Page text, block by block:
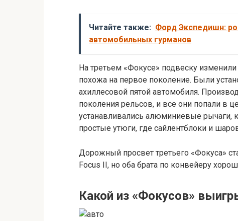
Читайте также: Форд Экспедишн:
автомобильных гурманов
На третьем «Фокусе» подвеску
похожа на первое поколение. Были
ахиллесовой пятой автомобиля.
поколения рельсов, и все они попали в
устанавливались алюминиевые рычаги,
простые утюги, где сайлентблоки и
Дорожный просвет третьего «Фокуса»
Focus II, но оба брата по конвейеру
Какой из «Фокусов»